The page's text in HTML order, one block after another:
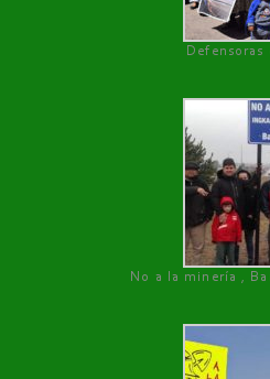
Defensoras
No a la minería ,